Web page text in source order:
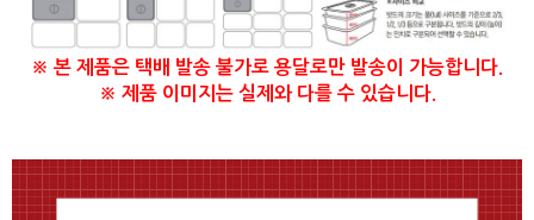
※ 본 제품은 택배 발송 불가로 용달로만 발송이 가능합니다.
※ 제품 이미지는 실제와 다를 수 있습니다.